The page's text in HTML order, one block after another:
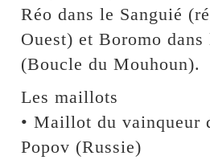
Réo dans le Sanguié
Ouest) et Boromo dans
(Boucle du Mouhoun).
Les maillots
• Maillot du vainqueur
Popov (Russie)